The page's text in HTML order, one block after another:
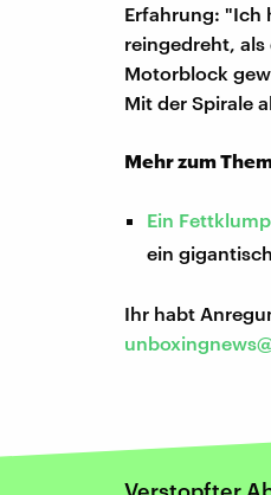
Erfahrung: "Ich
reingedreht,
Motorblock
Mit der Spirale
Mehr zum
Ein
ein
Ihr habt